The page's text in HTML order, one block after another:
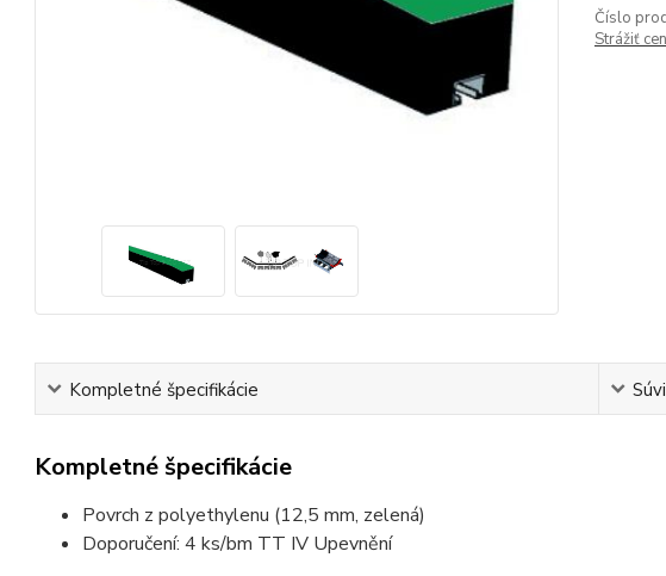
Číslo
Strážiť
Kompletné špecifikácie
Kompletné špecifikácie
Povrch z polyethylenu (12,5 mm, zelená)
Doporučení: 4 ks/bm TT IV Upevnění